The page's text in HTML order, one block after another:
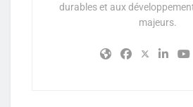
durables et aux
majeurs.